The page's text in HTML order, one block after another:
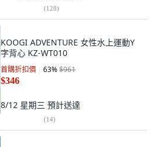
(128)
KOOGI ADVENTURE 女性水上運動Y
字背心 KZ-WT010
首購折扣價 63%$961
$346
8/12 星期三 預計送達
(14)